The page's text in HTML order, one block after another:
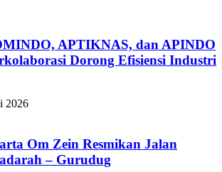
APTIKNAS, dan APINDO
Dorong Efisiensi Industri
2026
Om Zein Resmikan Jalan
– Gurudug